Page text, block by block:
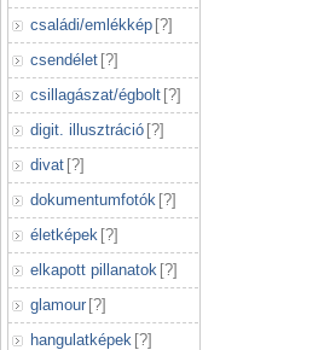
családi/emlékkép [?]
csendélet [?]
csillagászat/égbolt [?]
digit. illusztráció [?]
divat [?]
dokumentumfotók [?]
életképek [?]
elkapott pillanatok [?]
glamour [?]
hangulatképek [?]